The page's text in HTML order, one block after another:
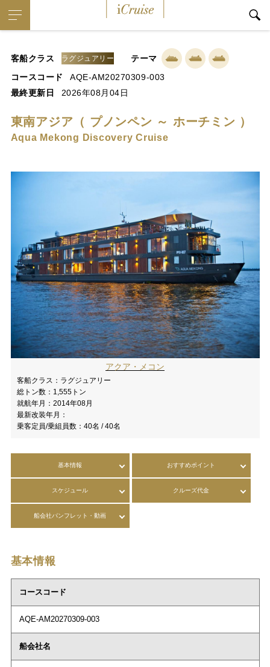
客船クラス ラグジュアリー
テーマ
コースコード
AQE-AM20270309-003
最終更新日
2026年08月04日
東南アジア（ プノンペン ～ ホーチミン ）
Aqua Mekong Discovery Cruise
アクア・メコン
客船クラス： ラグジュアリー
総トン数： 1,555トン
就航年月： 2014年08月
最新改装年月：
乗客定員/乗組員数： 40名 / 40名
基本情報 おすすめポイント
スケジュール クルーズ代金
船会社パンフレット・動画
基本情報
コースコード
AQE-AM20270309-003
船会社名